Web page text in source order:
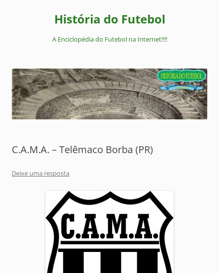
História do Futebol
A Enciclopédia do Futebol na Internet!!!!
C.A.M.A. – Telêmaco Borba (PR)
Deixe uma resposta